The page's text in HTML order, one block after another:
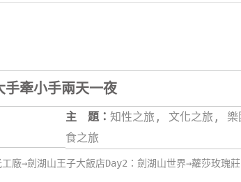
手牽小手兩天一夜
主 題： 知性之旅, 文化之旅,
食之旅
廠→劍湖山王子大飯店Day2：劍湖山世界→蘿莎玫瑰